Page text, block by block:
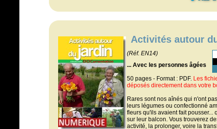
Activités autour
(Réf. EN14)
... Avec les personnes âgées
50 pages - Format : PDF. Les
déposés directement dans votre
Rares sont nos aînés qui n'ont
leurs légumes ou confectionné
fleurs qu'ils avaient fait pousser...
sur leur balcon. Vous trouverez
activité, la prolonger, voire la